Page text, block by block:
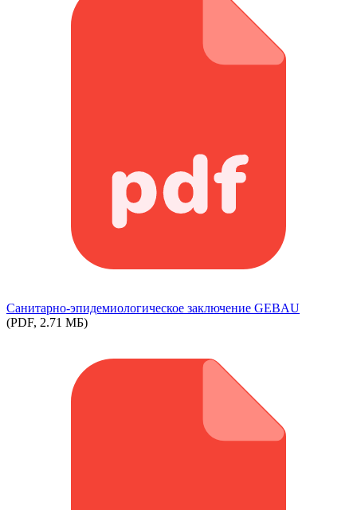
Cанитарно-эпидемиологическое заключение GEBAU
(PDF, 2.71 МБ)